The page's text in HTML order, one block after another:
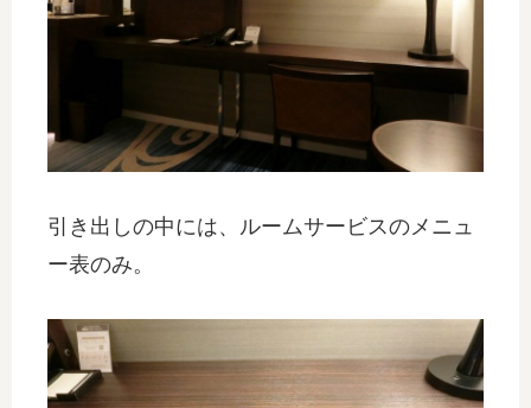
引き出しの中には、ルームサービスのメニュ
ー表のみ。